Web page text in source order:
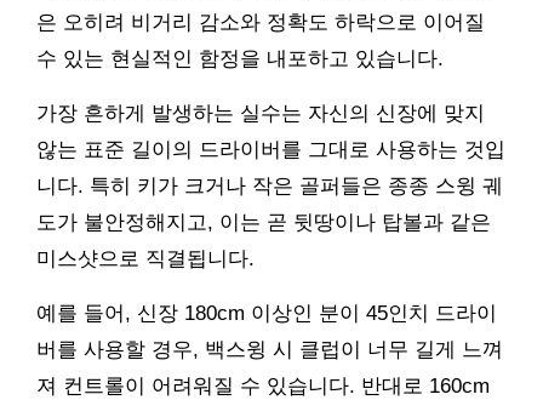
은 오히려 비거리 감소와 정확도 하락으로 이어질
수 있는 현실적인 함정을 내포하고 있습니다.
가장 흔하게 발생하는 실수는 자신의 신장에 맞지
않는 표준 길이의 드라이버를 그대로 사용하는 것입
니다. 특히 키가 크거나 작은 골퍼들은 종종 스윙 궤
도가 불안정해지고, 이는 곧 뒷땅이나 탑볼과 같은
미스샷으로 직결됩니다.
예를 들어, 신장 180cm 이상인 분이 45인치 드라이
버를 사용할 경우, 백스윙 시 클럽이 너무 길게 느껴
져 컨트롤이 어려워질 수 있습니다. 반대로 160cm